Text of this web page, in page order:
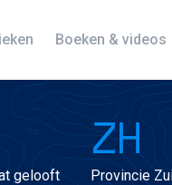
Boeken & videos
gelooft
ZH
Provincie